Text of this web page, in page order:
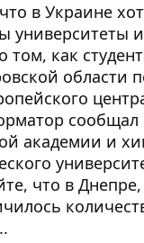
в Украине
университеты
том, как
области
сообщал
академии и
что в
.